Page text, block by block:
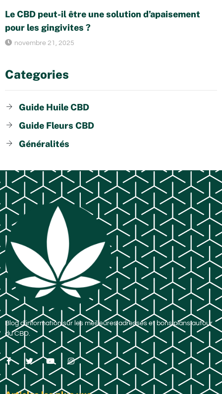
Le CBD peut-il être une solution d’apaisement
pour les gingivites ?
novembre 21, 2025
Categories
Guide Huile CBD
Guide Fleurs CBD
Généralités
Blog d’information sur les meilleures adresses et bons plans autour
du CBD.